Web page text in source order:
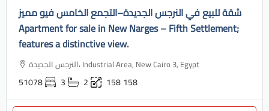
شقة للبيع في النرجس الجديدة–التجمع الخامس فيو مميز
Apartment for sale in New Narges – Fifth Settlement;
features a distinctive view.
النرجس الجديدة، Industrial Area, New Cairo 3, Egypt
51078 3 2 158158